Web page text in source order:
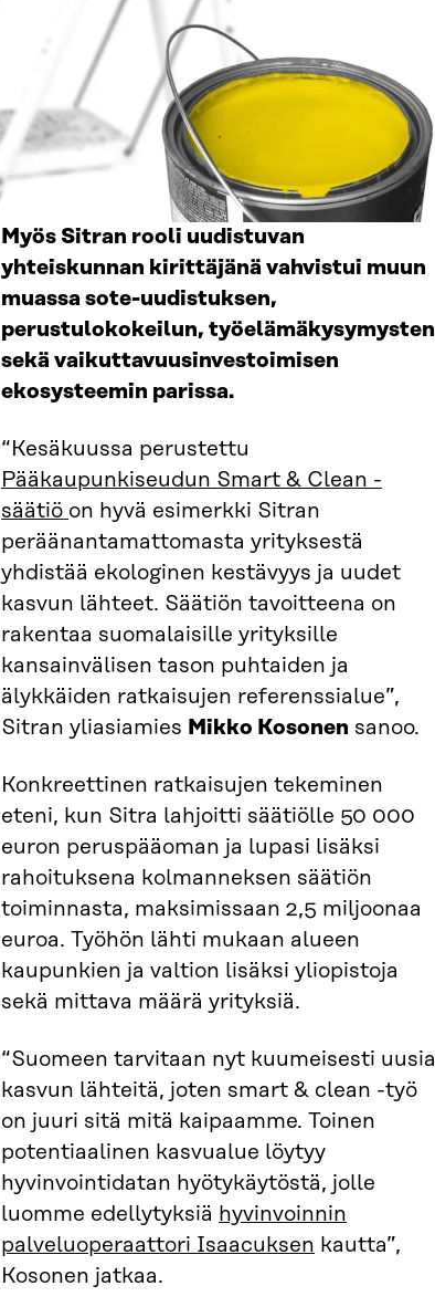
Myös Sitran rooli uudistuvan
yhteiskunnan kirittäjänä vahvistui muun
muassa sote-uudistuksen,
perustulokokeilun, työelämäkysymysten
sekä vaikuttavuusinvestoimisen
ekosysteemin parissa.
“Kesäkuussa perustettu
Pääkaupunkiseudun Smart & Clean -
säätiö on hyvä esimerkki Sitran
peräänantamattomasta yrityksestä
yhdistää ekologinen kestävyys ja uudet
kasvun lähteet. Säätiön tavoitteena on
rakentaa suomalaisille yrityksille
kansainvälisen tason puhtaiden ja
älykkäiden ratkaisujen referenssialue”,
Sitran yliasiamies Mikko Kosonen sanoo.
Konkreettinen ratkaisujen tekeminen
eteni, kun Sitra lahjoitti säätiölle 50 000
euron peruspääoman ja lupasi lisäksi
rahoituksena kolmanneksen säätiön
toiminnasta, maksimissaan 2,5 miljoonaa
euroa. Työhön lähti mukaan alueen
kaupunkien ja valtion lisäksi yliopistoja
sekä mittava määrä yrityksiä.
“Suomeen tarvitaan nyt kuumeisesti uusia
kasvun lähteitä, joten smart & clean -työ
on juuri sitä mitä kaipaamme. Toinen
potentiaalinen kasvualue löytyy
hyvinvointidatan hyötykäytöstä, jolle
luomme edellytyksiä hyvinvoinnin
palveluoperaattori Isaacuksen kautta”,
Kosonen jatkaa.